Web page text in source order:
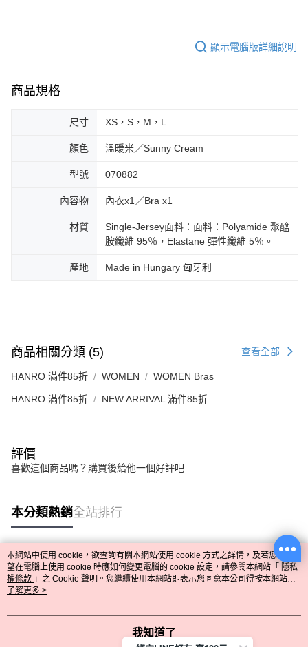
顯示電腦版詳細說明
商品規格
尺寸 XS，S，M，L
顏色 溫暖米／Sunny Cream
型號 070882
內容物 內衣x1／Bra x1
材質
Single-Jersey面料：面料：Polyamide 聚醯
胺纖維 95％，Elastane 彈性纖維 5％。
產地 Made in Hungary 匈牙利
商品相關分類 (5) 查看全部
HANRO 滿件85折 WOMEN WOMEN Bras
HANRO 滿件85折 NEW ARRIVAL 滿件85折
評價
喜歡這個商品嗎？購買後給他一個好評吧
本分類熱銷全站排行
熱門標籤
本網站中使用 cookie，欲查詢有關本網站使用 cookie 方式之詳情，及若您不希
望在電腦上使用 cookie 時應如何變更電腦的 cookie 設定，請參閱本網站「 隱私
權條款 」之 Cookie 聲明。您繼續使用本網站即表示您同意本公司得按本網站使
用條款之 Cookie 聲明使用 cookie。
了解更多 >
我知道了